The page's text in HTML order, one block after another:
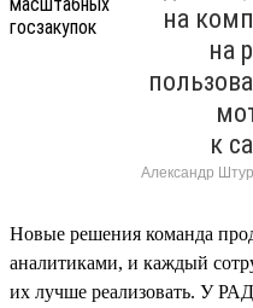
на
на
к
Александр
Новые решения команда
аналитиками, и каждый
их лучше реализовать. У